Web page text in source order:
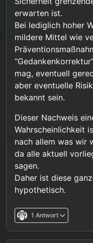
ausschlachten
Gerade die
wurden - trotz
Verbrechen -
Instrument der
“lebenslange
genutzt werden
erwarten ist.
Bei lediglich hoher
mildere Mittel wie
mag, eventuell
aber eventuelle
bekannt sein.
Dieser Nachweis
Wahrscheinlichkeit
nach allem was wir
da alle aktuell
sagen.
Daher ist diese
hypothetisch.
1 Antwort